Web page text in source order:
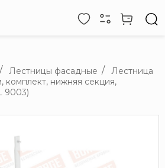
Лестницы фасадные
Лестница
комплект, нижняя секция,
9003)